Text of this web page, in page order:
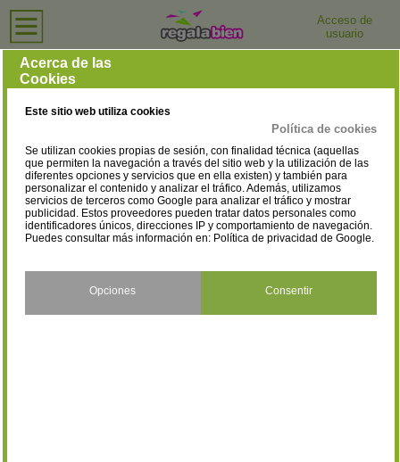
Acceso de
usuario
Tiendas de Ordenadores e Informática en Guadalajara
Selecciona la localidad
Inicio › Tiendas de Ordenadores e Informática
Albalate de Zorita Armuña de Tajuña
Guadalajara(14)
Horche(1) Marchamalo(1)
Acerca de las
Cookies
Este sitio web utiliza cookies
Política de cookies
Se utilizan cookies propias de sesión, con finalidad técnica (aquellas
que permiten la navegación a través del sitio web y la utilización de las
diferentes opciones y servicios que en ella existen) y también para
personalizar el contenido y analizar el tráfico. Además, utilizamos
servicios de terceros como Google para analizar el tráfico y mostrar
publicidad. Estos proveedores pueden tratar datos personales como
identificadores únicos, direcciones IP y comportamiento de navegación.
Puedes consultar más información en: Política de privacidad de Google.
Opciones Consentir